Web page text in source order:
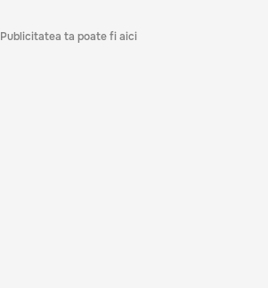
Publicitatea ta poate fi aici